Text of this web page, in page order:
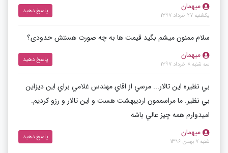
میهمان
یکشنبه 27 خرداد 1397
پاسخ دهید
سلام ممنون میشم بگید قیمت ها به چه صورت هستش حدودی؟
میهمان
سه شنبه 8 خرداد 1397
پاسخ دهید
بي نظيره اين تالار... مرسي از اقاي مهندس غلامي براي اين ديزاين
بي نظير. ما مراسممون ارديبهشت هست و اين تالار و رزو كرديم.
اميدوارم همه چيز عالي باشه
میهمان
شنبه 7 بهمن 1396
پاسخ دهید